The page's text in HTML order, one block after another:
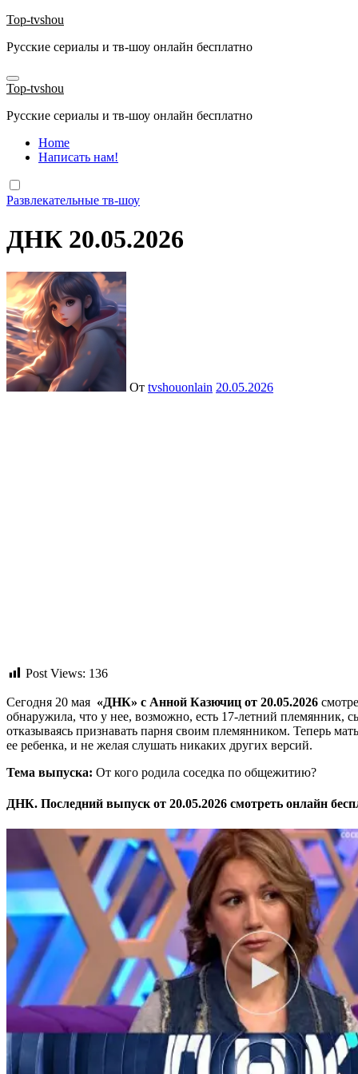
Перейти
содержанию
Top-tvshou
Русские сериалы и тв-шоу онлайн бесплатно
Top-tvshou
Русские сериалы и тв-шоу онлайн бесплатно
Home
Написать нам!
Развлекательные тв-шоу
ДНК 20.05.2026
От tvshouonlain 20.05.2026
Post Views: 136
Сегодня 20 мая «ДНК» с Анной Казючиц от 20.05.2026
обнаружила, что у нее, возможно, есть 17-летний племянник,
отказываясь признавать парня своим племянником. Теперь
ее ребенка, и не желая слушать никаких других версий.
Тема выпуска: От кого родила соседка по общежитию?
ДНК. Последний выпуск от 20.05.2026 смотреть онлайн